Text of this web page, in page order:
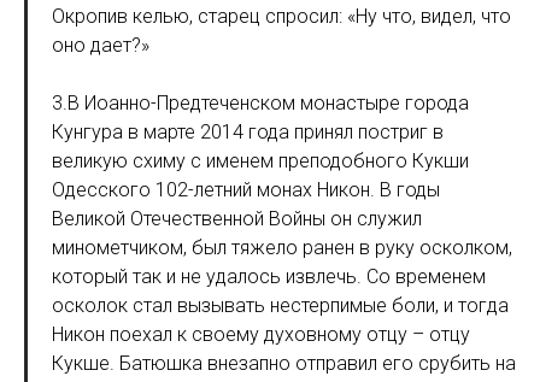
Окропив келью, старец спросил: «Ну что, видел, что
оно дает?»
3.В Иоанно-Предтеченском монастыре города
Кунгура в марте 2014 года принял постриг в
великую схиму с именем преподобного Кукши
Одесского 102-летний монах Никон. В годы
Великой Отечественной Войны он служил
минометчиком, был тяжело ранен в руку осколком,
который так и не удалось извлечь. Со временем
осколок стал вызывать нестерпимые боли, и тогда
Никон поехал к своему духовному отцу – отцу
Кукше. Батюшка внезапно отправил его срубить на